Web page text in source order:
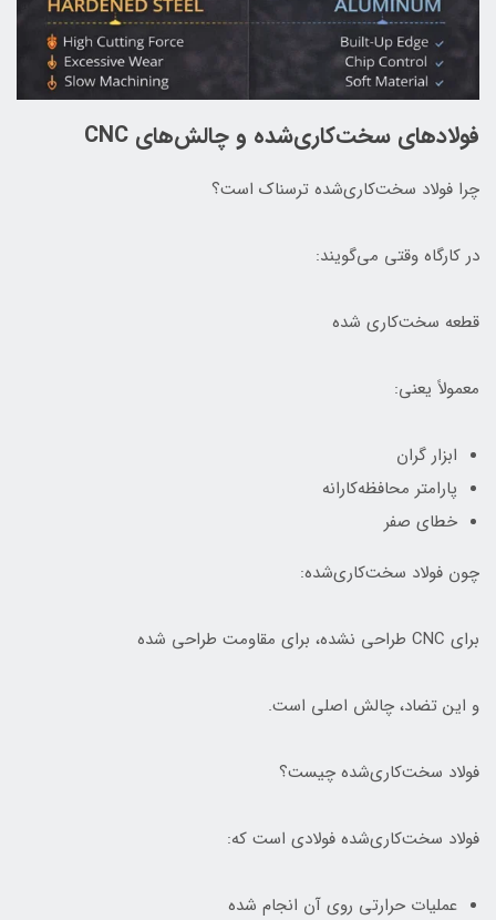
فولادهای سخت‌کاری‌شده و چالش‌های CNC
چرا فولاد سخت‌کاری‌شده ترسناک است؟
در کارگاه وقتی می‌گویند:
قطعه سخت‌کاری شده
معمولاً یعنی:
ابزار گران
پارامتر محافظه‌کارانه
خطای صفر
چون فولاد سخت‌کاری‌شده:
برای CNC طراحی نشده، برای مقاومت طراحی شده
و این تضاد، چالش اصلی است.
فولاد سخت‌کاری‌شده چیست؟
فولاد سخت‌کاری‌شده فولادی است که:
عملیات حرارتی روی آن انجام شده